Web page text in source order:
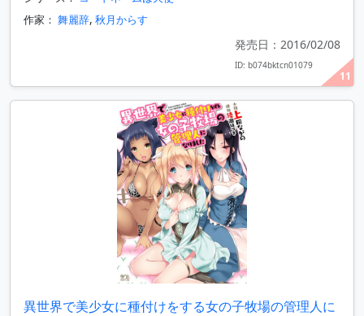
11
作家： 舞麗辞, 秋月からす
発売日：2016/02/08
ID: b074bktcn01079
異世界で美少女に種付けをする女の子牧場の管理人に